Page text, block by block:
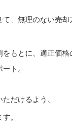
て、無理のない売
もとに、適正価格
ト。
だけるよう、
。